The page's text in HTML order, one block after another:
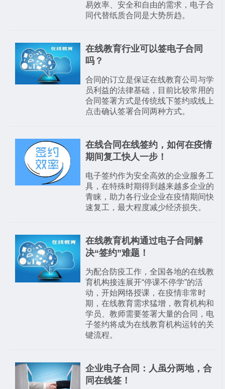
易效率、安全和自由的需求，电子合
同代替纸质合同是大势所趋。
在线教育行业可以签电子合同
吗？
合同的订立是保证在线教育公司与学
员利益的法律基础，目前比较常用的
合同签署方式是传统线下签约或线上
点击确认签署合同两种方式。
在线合同在线签约，如何在疫情
期间复工快人一步！
电子签约作为安全高效的企业服务工
具，在特殊时期得到越来越多企业的
青睐，助力各行业企业在疫情期间快
速复工，最大程度减少经济损失。
在线教育机构通过电子合同解
决“签约”难题！
为配合防疫工作，全国各地的在线教
育机构接连展开“停课不停学”的活
动，开始网络授课，在疫情非常时
期，在线教育需求猛增，教育机构和
学员、教师需要签署大量的合同，电
子签约将成为在线教育机构运转的关
键流程。
企业电子合同：人虽分两地，合
同在线签！